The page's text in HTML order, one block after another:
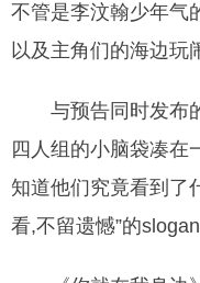
不管是李汶翰少年气
以及主角们的海边玩
与预告同时发布的
四人组的小脑袋凑在
知道他们究竟看到了
看,不留遗憾”的